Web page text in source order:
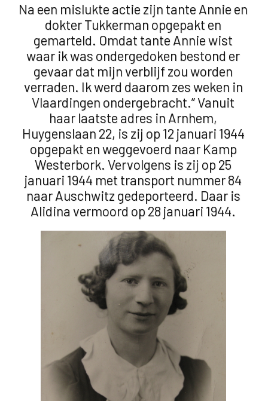
Na een mislukte actie zijn tante Annie en
dokter Tukkerman opgepakt en
gemarteld. Omdat tante Annie wist
waar ik was ondergedoken bestond er
gevaar dat mijn verblijf zou worden
verraden. Ik werd daarom zes weken in
Vlaardingen ondergebracht.” Vanuit
haar laatste adres in Arnhem,
Huygenslaan 22, is zij op 12 januari 1944
opgepakt en weggevoerd naar Kamp
Westerbork. Vervolgens is zij op 25
januari 1944 met transport nummer 84
naar Auschwitz gedeporteerd. Daar is
Alidina vermoord op 28 januari 1944.